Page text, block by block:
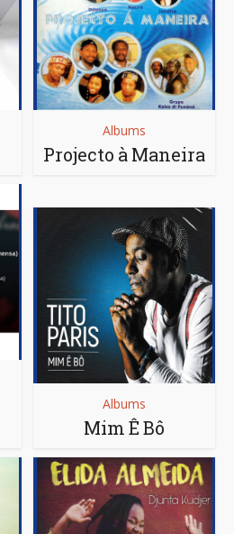
Albums
Projecto à Maneira
Albums
Mim Ê Bô